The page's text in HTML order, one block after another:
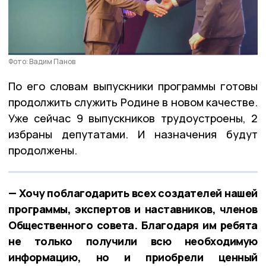
Фото: Вадим Панов
По его словам выпускники программы готовы
продолжить служить Родине в новом качестве.
Уже сейчас 9 выпускников трудоустроены, 2
избраны депутатами. И назначения будут
продолжены.
— Хочу поблагодарить всех создателей нашей
программы, экспертов и наставников, членов
Общественного совета. Благодаря им ребята
не только получили всю необходимую
информацию, но и приобрели ценный